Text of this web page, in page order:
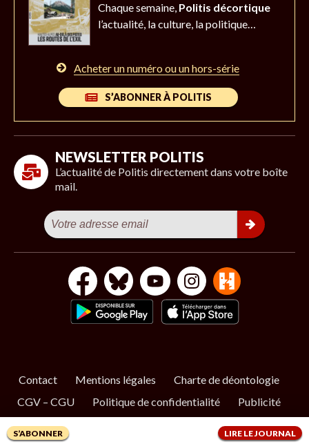
Chaque semaine, Politis décortique
l’actualité, la culture, la politique…
Acheter un numéro ou un hors-série
S’ABONNER À POLITIS
NEWSLETTER POLITIS
L’actualité de Politis directement dans votre boîte
mail.
Contact Mentions légales
Charte de déontologie
CGV – CGU
Politique de confidentialité
Publicité
S’ABONNER LIRE LE JOURNAL